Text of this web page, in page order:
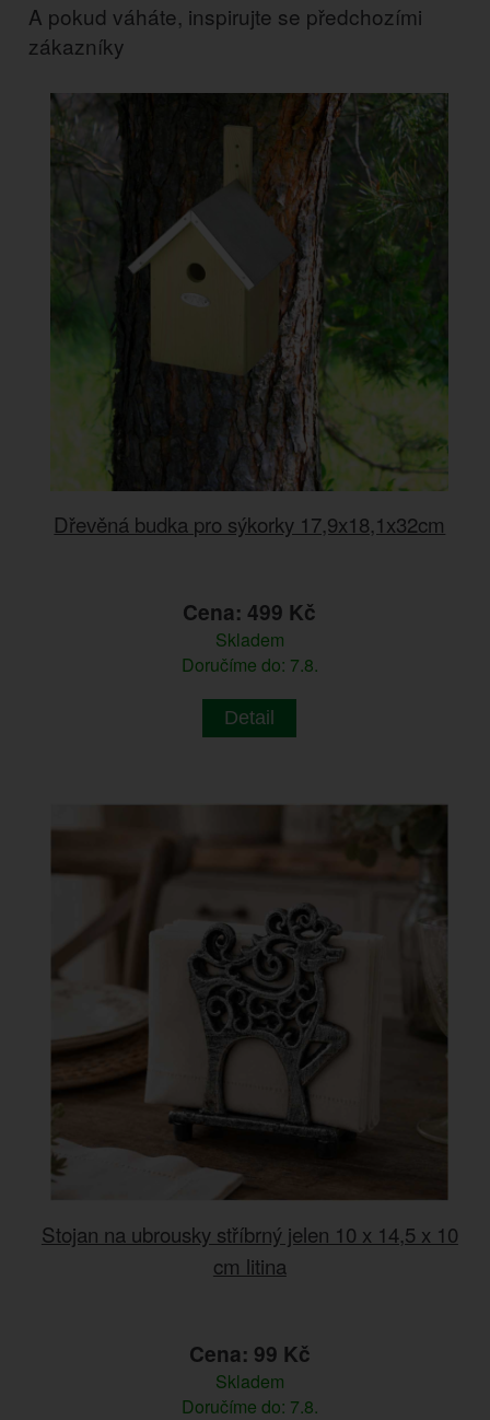
A pokud váháte, inspirujte se předchozími
zákazníky
Dřevěná budka pro sýkorky 17,9x18,1x32cm
Cena: 499 Kč
Skladem
Doručíme do: 7.8.
Detail
Stojan na ubrousky stříbrný jelen 10 x 14,5 x 10
cm litina
Cena: 99 Kč
Skladem
Doručíme do: 7.8.